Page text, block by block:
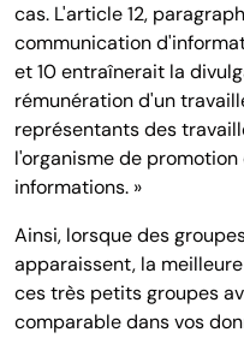
cas. L'article 12,
communication
et 10 entraînerait la
rémunération d'un
représentants des
l'organisme de
informations. »
Ainsi, lorsque des
apparaissent, la
ces très petits groupes
comparable dans vos